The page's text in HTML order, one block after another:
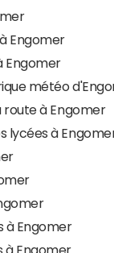
Engomer
Engomer
météo
route à Engomer
lycées à
à Engomer
à Engomer